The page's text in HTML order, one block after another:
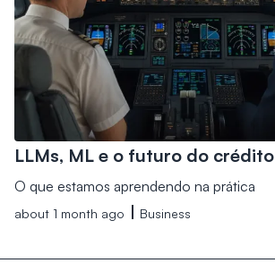
LLMs, ML e o futuro do crédito
O que estamos aprendendo na prática
about 1 month ago Business